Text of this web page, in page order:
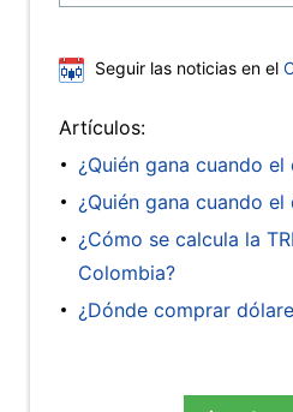
Seguir las noticias en el
Artículos:
¿Quién gana cuando el
¿Quién gana cuando el
¿Cómo se calcula la
Colombia?
¿Dónde comprar